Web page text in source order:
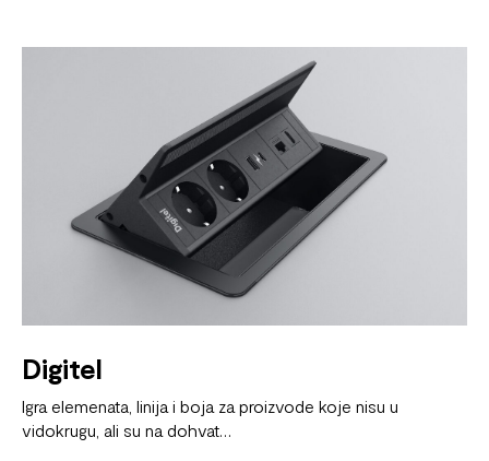
Digitel
Igra elemenata, linija i boja za proizvode koje nisu u
vidokrugu, ali su na dohvat…